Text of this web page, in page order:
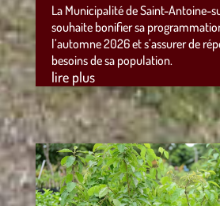
La Municipalité de Saint-Antoine-
souhaite bonifier sa
l’automne 2026 et s’assurer de
besoins de sa population.
lire plus